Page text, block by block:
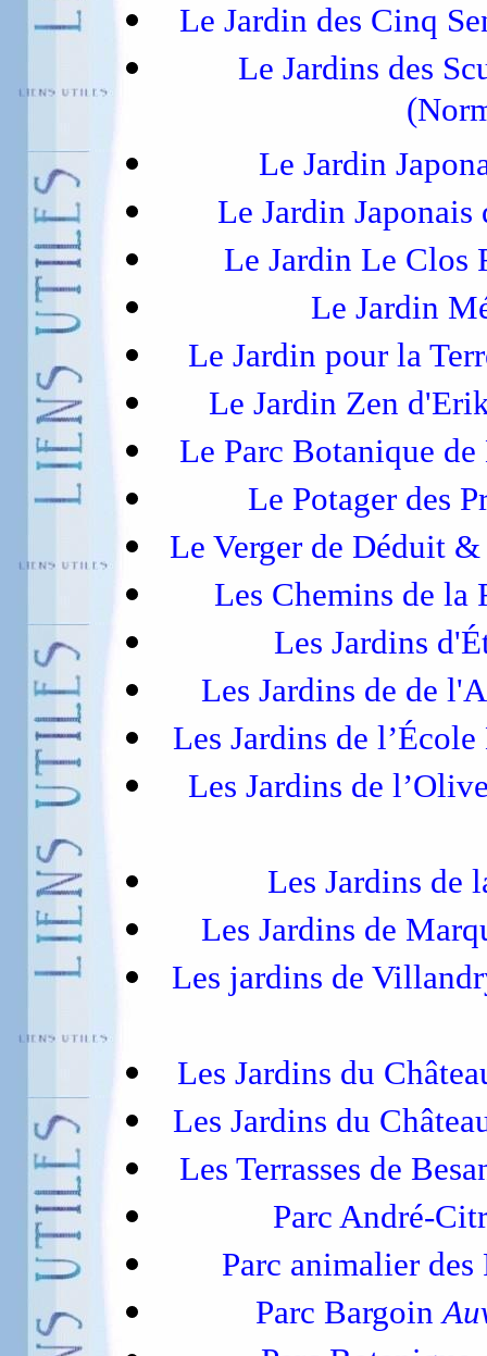
Le Jardin des Cinq
Le Jardins des
Le Jardin
Le Jardin
Le Jardin Le Clos
Le Jardin
Le Jardin pour la
Le Jardin Zen
Le Parc Botanique
Le Potager des
Le Verger de Déduit
Les Chemins de la
Les Jardins
Les Jardins de de
Les Jardins de
Les Jardins de
Les Jardins de
Les Jardins de
Les jardins de
Les Jardins du
Les Jardins du
Les Terrasses de
Parc André-
Parc animalier des
Parc Bargoin